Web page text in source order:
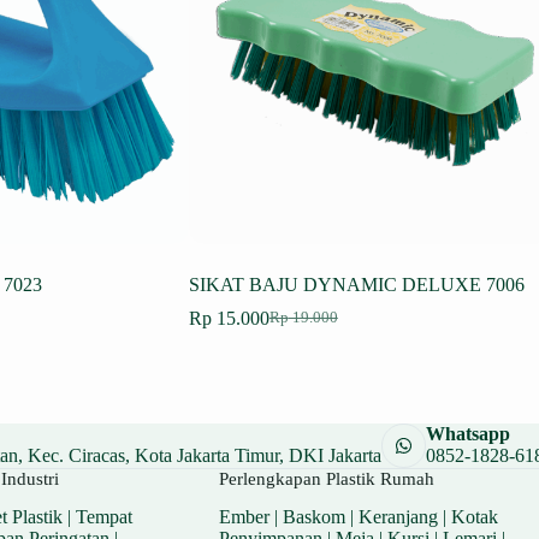
SIKAT BAJU DYNAMIC DELUXE 7006
Rp19.000
Harga
Rp15.000Harga
Kec. Ciracas, Kota Jakarta Timur, DKI Jakarta
Whatsapp
0852-1828-
Plastik| Tempat
Perlengkapan Plastik Rumah
Ember| Baskom| Keranjang| Kotak